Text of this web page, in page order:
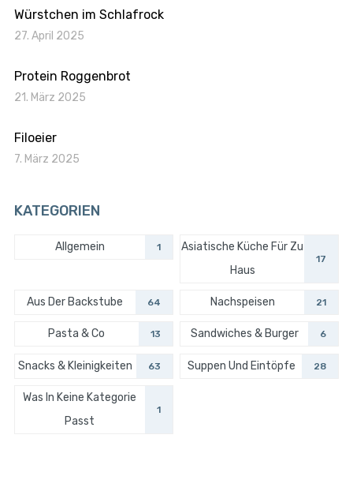
Würstchen im Schlafrock
27. April 2025
Protein Roggenbrot
21. März 2025
Filoeier
7. März 2025
KATEGORIEN
Allgemein 1
Asiatische Küche Für Zu
Haus
17
Aus Der Backstube 64 Nachspeisen 21
Pasta & Co 13 Sandwiches & Burger 6
Snacks & Kleinigkeiten 63 Suppen Und Eintöpfe 28
Was In Keine Kategorie
Passt
1